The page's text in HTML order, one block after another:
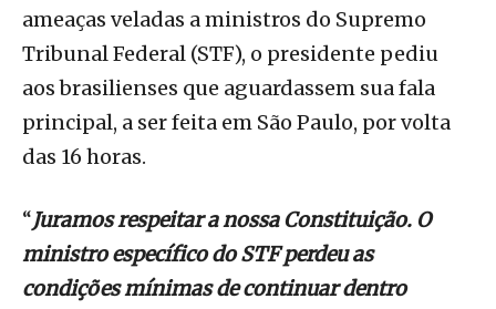
ameaças veladas a ministros do Supremo
Tribunal Federal (STF), o presidente pediu
aos brasilienses que aguardassem sua fala
principal, a ser feita em São Paulo, por volta
das 16 horas.
“Juramos respeitar a nossa Constituição. O
ministro específico do STF perdeu as
condições mínimas de continuar dentro